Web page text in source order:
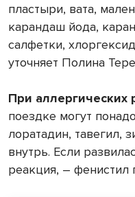
пластыри, вата,
карандаш йода,
салфетки,
уточняет Полина
При аллергических
поездке могут
лоратадин, тавегил,
внутрь. Если
реакция, – фенистил